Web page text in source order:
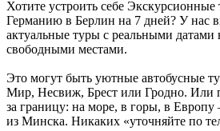
Хотите устроить себе
Германию в Берлин на 7 дней? У нас
актуальные туры с реальными датами
свободными местами.
Это могут быть уютные автобусные
Мир, Несвиж, Брест или Гродно. Или
за границу: на море, в горы, в
из Минска. Никаких «уточняйте по